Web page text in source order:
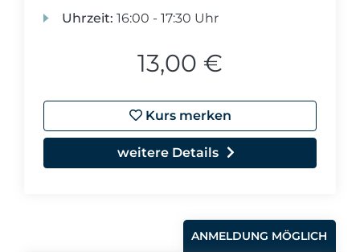
Uhrzeit: 16:00 - 17:30 Uhr
13,00 €
Kurs merken
weitere Details
ANMELDUNG MÖGLICH